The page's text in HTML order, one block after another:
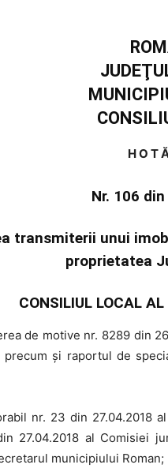
H O T
Nr. 106
transmiterii unui
proprietatea
CONSILIUL LOCAL
de motive nr. 8289 din
şi raportul de
nr. 23 din 27.04.2018
27.04.2018 al Comisiei
municipiului Roman;